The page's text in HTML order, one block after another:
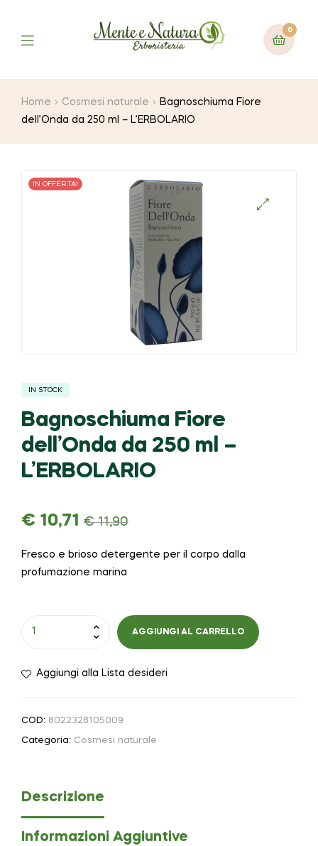
0
Home Cosmesi naturale
Bagnoschiuma Fiore
dell’Onda da 250 ml – L’ERBOLARIO
IN OFFERTA!
IN STOCK
Bagnoschiuma Fiore
dell’Onda da 250 ml –
L’ERBOLARIO
€11,90
€ 10,71
Fresco e brioso detergente per il corpo dalla
profumazione marina
AGGIUNGI AL CARRELLO
Aggiungi alla Lista desideri
COD: 8022328105009
Categoria: Cosmesi naturale
Descrizione
Informazioni Aggiuntive